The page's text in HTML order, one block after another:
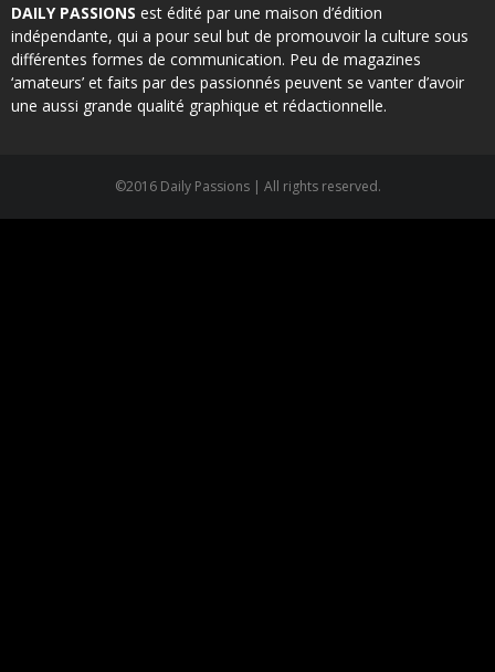
DAILY PASSIONS est édité par une maison d’édition
indépendante, qui a pour seul but de promouvoir la culture sous
différentes formes de communication. Peu de magazines
‘amateurs’ et faits par des passionnés peuvent se vanter d’avoir
une aussi grande qualité graphique et rédactionnelle.
©2016 Daily Passions | All rights reserved.